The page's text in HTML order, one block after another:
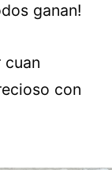
ganan!
cuan
con